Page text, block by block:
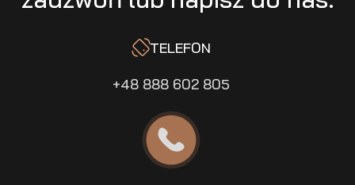
TELEFON
+48 888 602 805